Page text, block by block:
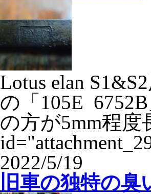
Lotus elan
の「105E
の方が5mm程
2022/5/19
旧車の独特の